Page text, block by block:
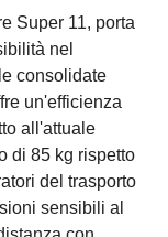
Super 11, porta
nel
consolidate
un'efficienza
all'attuale
di 85 kg rispetto
del trasporto
sensibili al